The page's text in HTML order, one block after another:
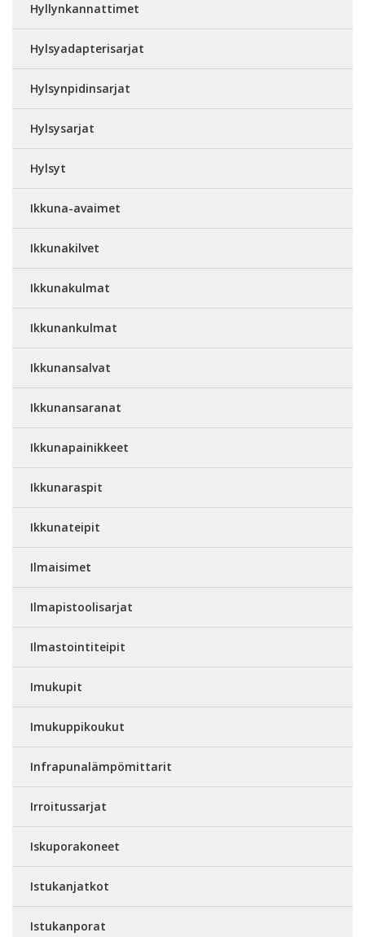
Hyllynkannattimet
Hylsyadapterisarjat
Hylsynpidinsarjat
Hylsysarjat
Hylsyt
Ikkuna-avaimet
Ikkunakilvet
Ikkunakulmat
Ikkunankulmat
Ikkunansalvat
Ikkunansaranat
Ikkunapainikkeet
Ikkunaraspit
Ikkunateipit
Ilmaisimet
Ilmapistoolisarjat
Ilmastointiteipit
Imukupit
Imukuppikoukut
Infrapunalämpömittarit
Irroitussarjat
Iskuporakoneet
Istukanjatkot
Istukanporat